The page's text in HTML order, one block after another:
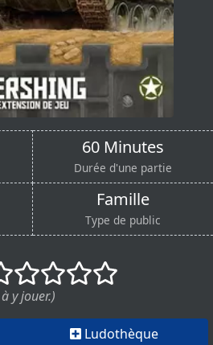
60 Minutes
Durée d'une partie
Famille
Type de public
() () () ()
()
y jouer.)
Ludothèque